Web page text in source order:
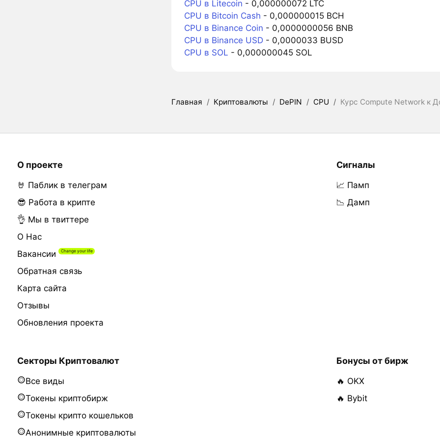
CPU в Litecoin - 0,000000072 LTC
CPU в Bitcoin Cash - 0,000000015 BCH
CPU в Binance Coin - 0,0000000056 BNB
CPU в Binance USD- 0,0000033 BUSD
CPU в SOL - 0,000000045 SOL
Главная / Криптовалюты / DePIN / CPU / Курс Compute Network к
О проекте
🤘 Паблик в телеграм
😎 Работа в крипте
👌 Мы в твиттере
О Нас
Вакансии
Обратная связь
Карта сайта
Отзывы
Обновления проекта
Сигналы
📈 Памп
📉 Дамп
Секторы Криптовалют
Все виды
Токены криптобирж
Токены крипто кошельков
Анонимные криптовалюты
Бонусы от бирж
🔥 OKX
🔥 Bybit